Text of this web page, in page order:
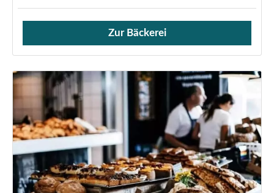
Verkauf von Brötchen,
Zur Bäckerei